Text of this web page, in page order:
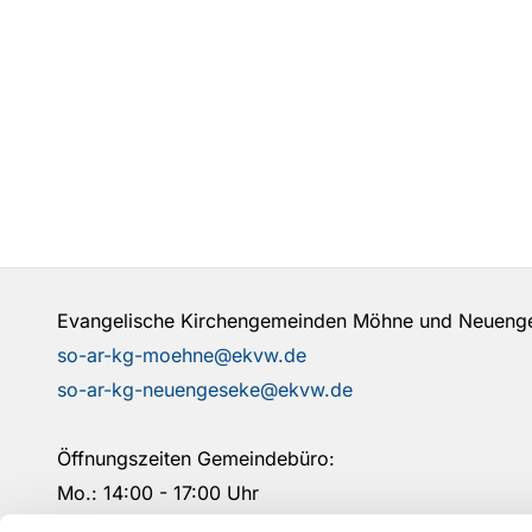
Evangelische Kirchengemeinden Möhne und
so-ar-kg-moehne@ekvw.de
so-ar-kg-neuengeseke@ekvw.de
Öffnungszeiten Gemeindebüro:
Mo.: 14:00 - 17:00 Uhr